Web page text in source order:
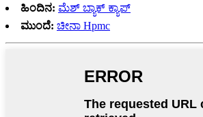
ಹಿಂದಿನ: ಮೆಶ್ ಬ್ಯಾಕ್ ಕ್ಯಾಪ್
ಮುಂದೆ: ಚೀನಾ Hpmc